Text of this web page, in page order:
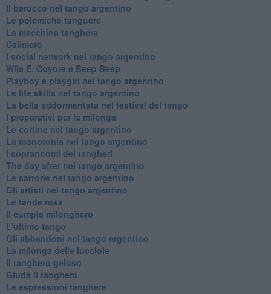
Il barocco nel tango argentino
Le polemiche tanguere
La macchina tanghera
Calimero
​I social network nel tango argentino
Wile E. Coyote e Beep Beep
Playboy e playgirl nel tango argentino
Le life skills nel tango argentino
La bella addormentata nel festival del tango
I preparativi per la milonga
Le cortine nel tango argentino
La monotonia nel tango argentino
I soprannomi dei tangheri
The day after nel tango argentino
Le sartorie nel tango argentino
Gli artisti nel tango argentino
Le tande rosa
Il cumple milonghero
L'ultimo tango
Gli abbandoni nel tango argentino
La milonga delle lucciole
Il tanghero geloso
Giuda il tanghero
Le espressioni tanghere